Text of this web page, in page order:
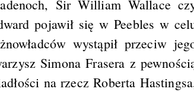
Sir William Wallace
pojawił się w Peebles w
wystąpił przeciw
Simona Frasera z
na rzecz Roberta